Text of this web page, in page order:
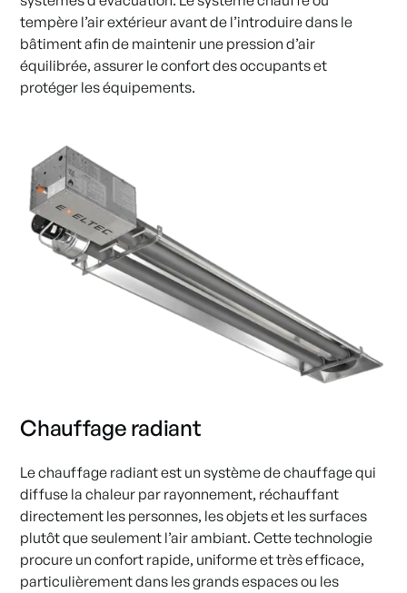
tempère l’air extérieur avant de l’introduire dans le
bâtiment afin de maintenir une pression d’air
équilibrée, assurer le confort des occupants et
protéger les équipements.
Chauffage radiant
Le chauffage radiant est un système de chauffage qui
diffuse la chaleur par rayonnement, réchauffant
directement les personnes, les objets et les surfaces
plutôt que seulement l’air ambiant. Cette technologie
procure un confort rapide, uniforme et très efficace,
particulièrement dans les grands espaces ou les